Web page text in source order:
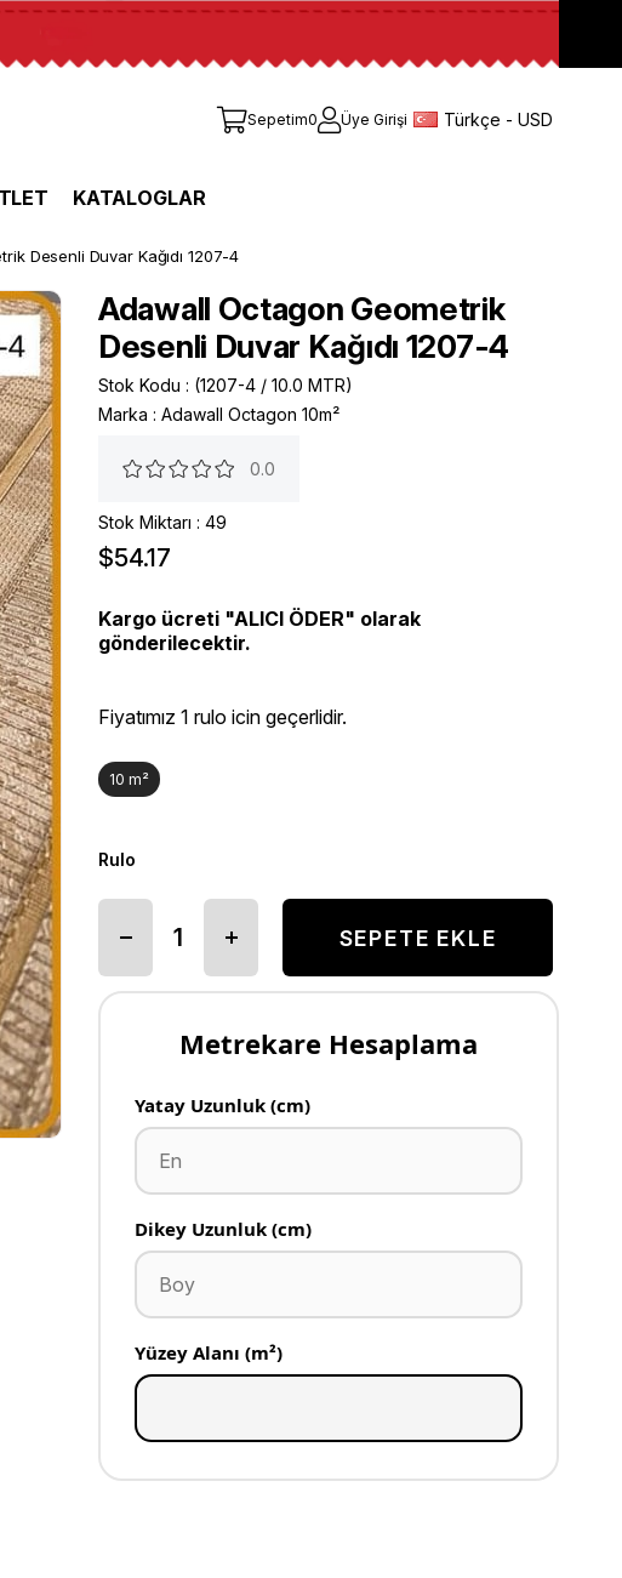
Sepetim0 Üye Girişi Türkçe - USD
KATALOGLAR
Desenli Duvar Kağıdı 1207-4
Adawall Octagon Geometrik
Desenli Duvar Kağıdı 1207-4
Stok Kodu
(1207-4 / 10.0 MTR)
Marka : Adawall Octagon 10m²
0.0
Stok Miktarı : 49
$54.17
Kargo ücreti "ALICI ÖDER" olarak
gönderilecektir.
Fiyatımız 1 rulo icin geçerlidir.
10 m²
Rulo
Metrekare Hesaplama
Yatay Uzunluk (cm)
Dikey Uzunluk (cm)
Yüzey Alanı (m²)